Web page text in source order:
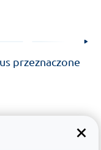
przeznaczone